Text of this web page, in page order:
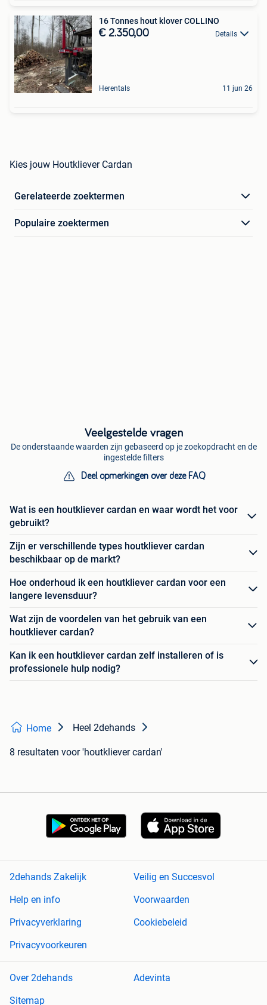
16 Tonnes hout klover COLLINO
€ 2.350,00 Details
Herentals 11 jun 26
Kies jouw Houtkliever Cardan
Gerelateerde zoektermen
Populaire zoektermen
Veelgestelde vragen
De onderstaande waarden zijn gebaseerd op je zoekopdracht en de
ingestelde filters
Deel opmerkingen over deze FAQ
Wat is een houtkliever cardan en waar wordt het voor
gebruikt?
Zijn er verschillende types houtkliever cardan
beschikbaar op de markt?
Hoe onderhoud ik een houtkliever cardan voor een
langere levensduur?
Wat zijn de voordelen van het gebruik van een
houtkliever cardan?
Kan ik een houtkliever cardan zelf installeren of is
professionele hulp nodig?
Home Heel 2dehands
8 resultaten voor 'houtkliever cardan'
2dehands Zakelijk
Veilig en Succesvol
Help en info
Voorwaarden
Privacyverklaring
Cookiebeleid
Privacyvoorkeuren
Over 2dehands
Adevinta
Sitemap